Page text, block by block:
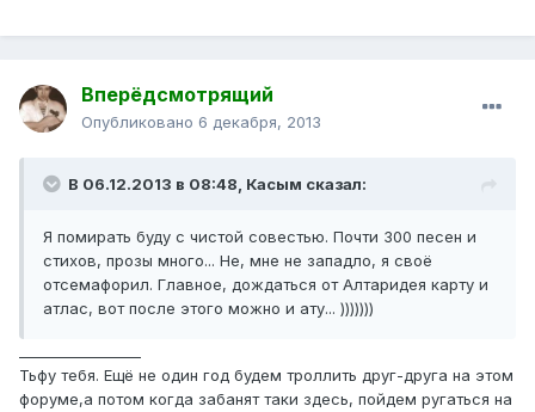
Вперёдсмотрящий
Опубликовано 6 декабря, 2013
В 06.12.2013 в 08:48, Касым сказал:
Я помирать буду с чистой совестью. Почти 300 песен и
стихов, прозы много... Не, мне не западло, я своё
отсемафорил. Главное, дождаться от Алтаридея карту и
атлас, вот после этого можно и ату... )))))))
Тьфу тебя. Ещё не один год будем троллить друг-друга на этом
форуме,а потом когда забанят таки здесь, пойдем ругаться на